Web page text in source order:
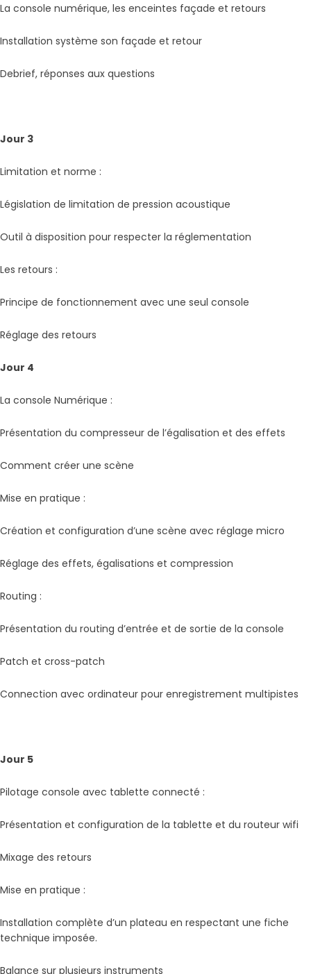
La console numérique, les enceintes façade et retours
Installation système son façade et retour
Debrief, réponses aux questions
Jour 3
Limitation et norme :
Législation de limitation de pression acoustique
Outil à disposition pour respecter la réglementation
Les retours :
Principe de fonctionnement avec une seul console
Réglage des retours
Jour 4
La console Numérique :
Présentation du compresseur de l’égalisation et des effets
Comment créer une scène
Mise en pratique :
Création et configuration d’une scène avec réglage micro
Réglage des effets, égalisations et compression
Routing :
Présentation du routing d’entrée et de sortie de la console
Patch et cross-patch
Connection avec ordinateur pour enregistrement multipistes
Jour 5
Pilotage console avec tablette connecté :
Présentation et configuration de la tablette et du routeur wifi
Mixage des retours
Mise en pratique :
Installation complète d’un plateau en respectant une fiche
technique imposée.
Balance sur plusieurs instruments